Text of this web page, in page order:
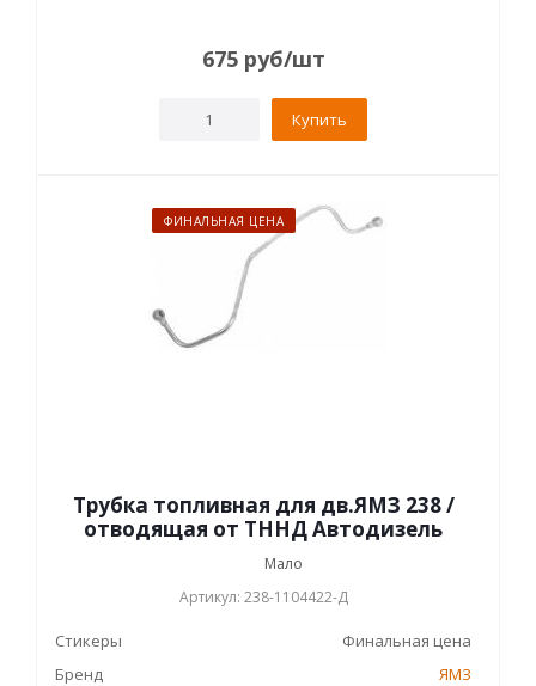
675 руб/шт
Купить
ФИНАЛЬНАЯ ЦЕНА
Трубка топливная для дв.ЯМЗ 238 /
отводящая от ТННД Автодизель
Мало
Артикул: 238-1104422-Д
Стикеры
Финальная цена
Бренд
ЯМЗ